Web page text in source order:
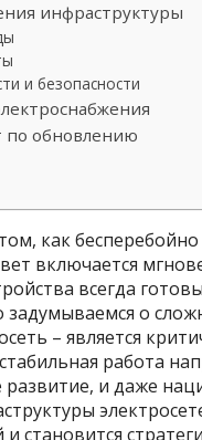
инфраструктуры
и безопасности
по обновлению
как
включается
всегда
задумываемся о
– является
работа
и даже
становится